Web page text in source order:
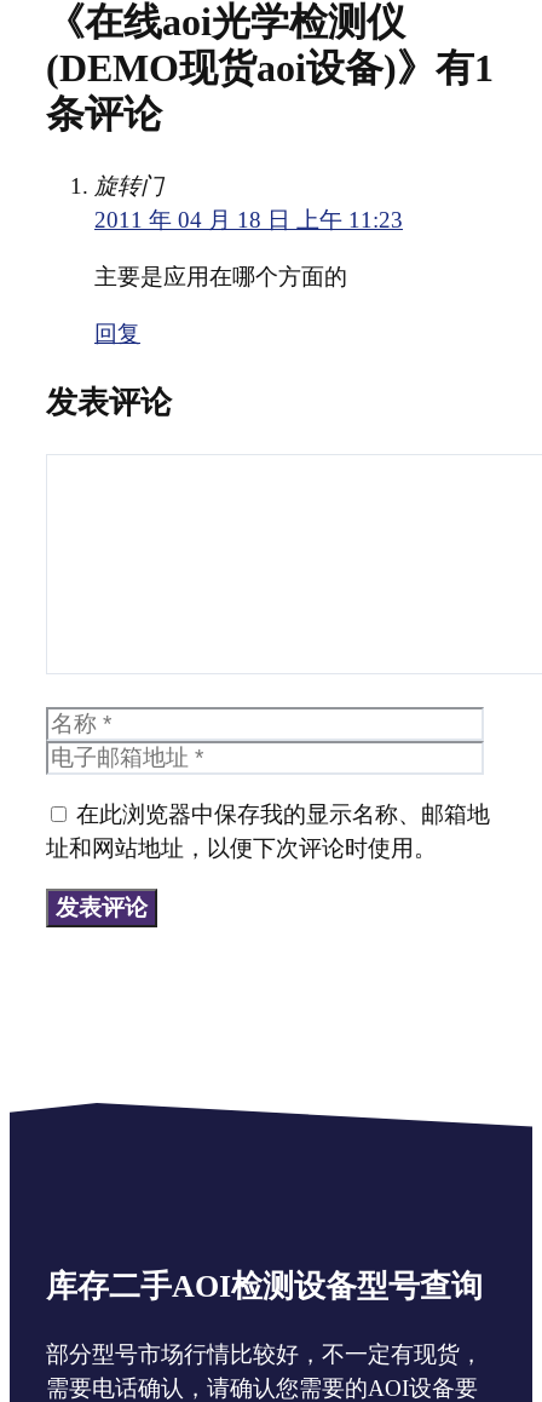
《在线aoi光学检测仪
(DEMO现货aoi设备)》有1
条评论
旋转门
2011 年 04 月 18 日 上午 11:23
主要是应用在哪个方面的
回复
发表评论
名
称
箱
在此浏览器中保存我的显示名称、邮箱地
址和网站地址，以便下次评论时使用。
库存二手AOI检测设备型号查询
部分型号市场行情比较好，不一定有现货，
需要电话确认，请确认您需要的AOI设备要